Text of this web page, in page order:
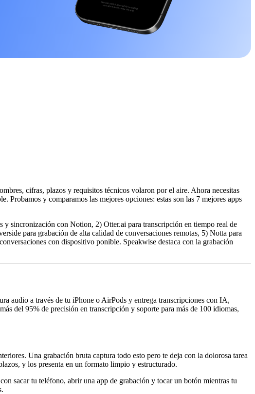
cifras, plazos y requisitos técnicos volaron por el aire. Ahora necesitas
Probamos y comparamos las mejores opciones: estas son las 7 mejores apps
y sincronización con Notion, 2) Otter.ai para transcripción en tiempo real de
para grabación de alta calidad de conversaciones remotas, 5) Notta para
con dispositivo ponible. Speakwise destaca con la grabación
audio a través de tu iPhone o AirPods y entrega transcripciones con IA,
del 95% de precisión en transcripción y soporte para más de 100 idiomas,
Una grabación bruta captura todo esto pero te deja con la dolorosa tarea
y los presenta en un formato limpio y estructurado.
sacar tu teléfono, abrir una app de grabación y tocar un botón mientras tu